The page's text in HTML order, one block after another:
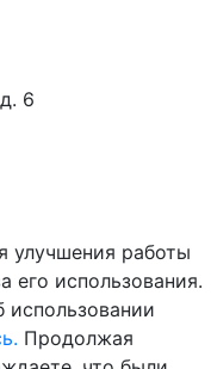
6
улучшения работы
его использования.
Продолжая